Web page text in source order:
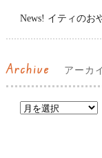
News! イティのお
Archive アーカ